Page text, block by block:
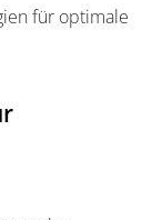
für optimale